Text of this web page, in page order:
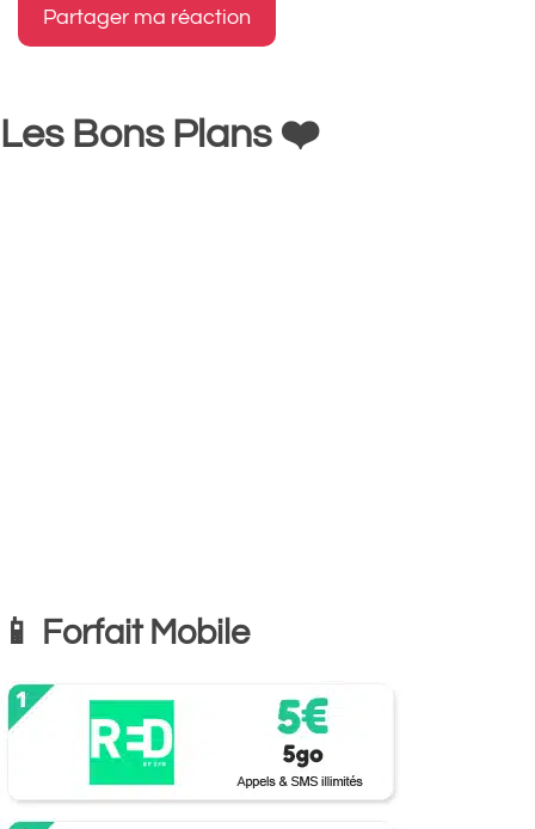
Les Bons Plans ❤️
📱 Forfait Mobile